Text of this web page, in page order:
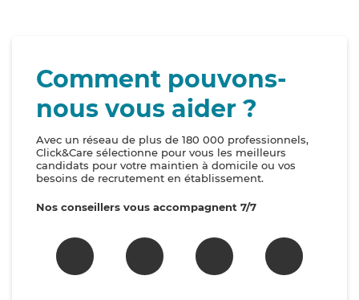
Comment pouvons-
nous vous aider ?
Avec un réseau de plus de 180 000 professionnels,
Click&Care sélectionne pour vous les meilleurs
candidats pour votre maintien à domicile ou vos
besoins de recrutement en établissement.
Nos conseillers vous accompagnent 7/7